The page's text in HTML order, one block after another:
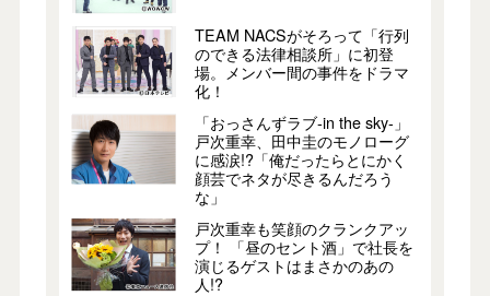
TEAM NACSがそろって「行列
のできる法律相談所」に初登
場。メンバー間の事件をドラマ
化！
「おっさんずラブ-in the sky-」
戸次重幸、田中圭のモノローグ
に感涙!?「俺だったらとにかく
顔芸でネタが尽きるんだろう
な」
戸次重幸も笑顔のクランクアッ
プ！ 「昼のセント酒」で社長を
演じるゲストはまさかのあの
人!?